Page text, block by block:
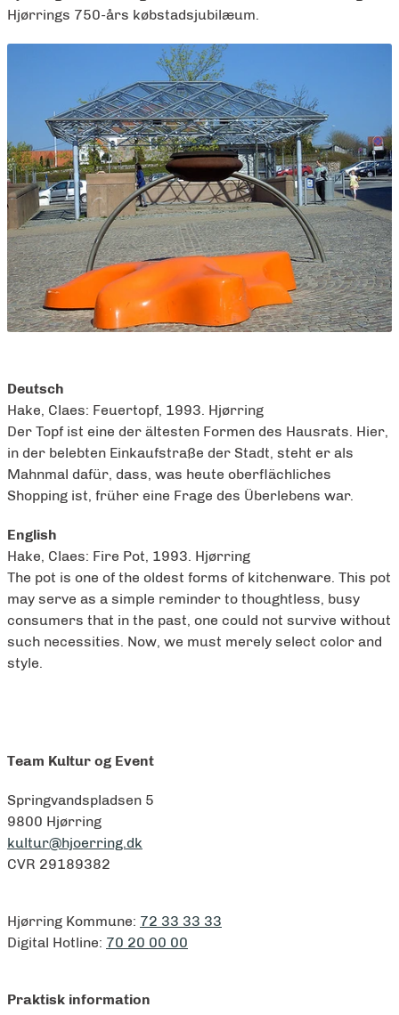
Hjørrings 750-års købstadsjubilæum.
Deutsch
Hake, Claes: Feuertopf, 1993. Hjørring
Der Topf ist eine der ältesten Formen des Hausrats. Hier,
in der belebten Einkaufstraße der Stadt, steht er als
Mahnmal dafür, dass, was heute oberflächliches
Shopping ist, früher eine Frage des Überlebens war.
English
Hake, Claes: Fire Pot, 1993. Hjørring
The pot is one of the oldest forms of kitchenware. This pot
may serve as a simple reminder to thoughtless, busy
consumers that in the past, one could not survive without
such necessities. Now, we must merely select color and
style.
Team Kultur og Event
Springvandspladsen 5
9800 Hjørring
kultur@hjoerring.dk
CVR 29189382
Hjørring Kommune: 72 33 33 33
Digital Hotline: 70 20 00 00
Praktisk information